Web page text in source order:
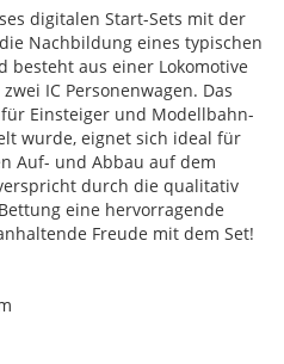
digitalen Start-Sets mit der
Nachbildung eines typischen
besteht aus einer Lokomotive
IC Personenwagen. Das
Einsteiger und Modellbahn-
wurde, eignet sich ideal für
Auf- und Abbau auf dem
durch die qualitativ
eine hervorragende
Freude mit dem Set!